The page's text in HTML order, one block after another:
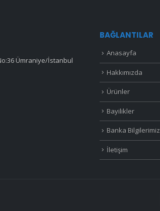
Ümraniye/İstanbul
BAĞLANTILAR
Anasayfa
Hakkımızda
Ürünler
Bayilikler
Banka Bilgilerimiz
İletişim